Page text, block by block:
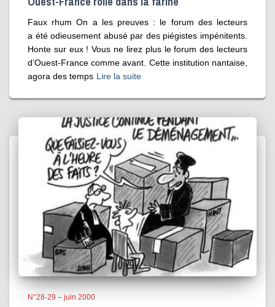
Faux rhum On a les preuves : le forum des lecteurs
a été odieusement abusé par des piégistes impénitents.
Honte sur eux ! Vous ne lirez plus le forum des lecteurs
d’Ouest-France comme avant. Cette institution nantaise,
agora des temps Lire la suite
N°28-29 – juin 2000